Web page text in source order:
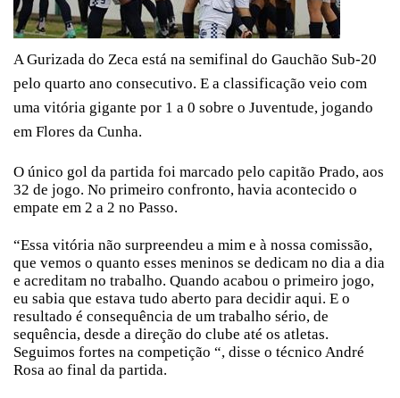
A Gurizada do Zeca está na semifinal do Gauchão Sub-20
pelo quarto ano consecutivo. E a classificação veio com
uma vitória gigante por 1 a 0 sobre o Juventude, jogando
em Flores da Cunha.
O único gol da partida foi marcado pelo capitão Prado, aos
32 de jogo. No primeiro confronto, havia acontecido o
empate em 2 a 2 no Passo.
“Essa vitória não surpreendeu a mim e à nossa comissão,
que vemos o quanto esses meninos se dedicam no dia a dia
e acreditam no trabalho. Quando acabou o primeiro jogo,
eu sabia que estava tudo aberto para decidir aqui. E o
resultado é consequência de um trabalho sério, de
sequência, desde a direção do clube até os atletas.
Seguimos fortes na competição “, disse o técnico André
Rosa ao final da partida.